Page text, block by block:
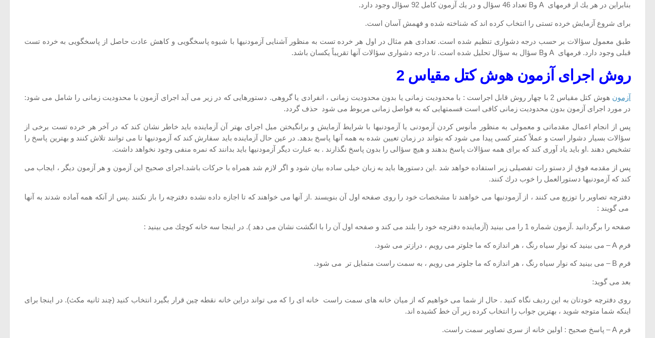
بنابراین در هر یك از فرمهای A وB تعداد 46 سؤال و در یك آزمون كامل 92 سؤال وجود دارد.
برای شروع آزمایش خرده تستی را انتخاب كرده اند كه شناخته شده و فهمش آسان است.
طبق معمول سؤالات بر حسب درجه دشواری تنظیم شده است. تعدادی هم مثال در اول هر خرده تست به منظور آشنایی آزمودنیها با شیوه پاسخگویی و كاهش عادت حاصل از پاسخگویی به خرده تست
قبلی وجود دارد. فرمهای A وB سؤال به سؤال تحلیل شده است. تا درجه دشواری سؤالات آنها تقریباً یكسان باشد.
روش اجرای آزمون هوش کتل مقیاس 2
آزمون
هوش کتل مقیاس 2 با چهار روش قابل اجراست : با محدودیت زمانی یا بدون محدودیت زمانی ، انفرادی یا گروهی. دستورهایی كه در زیر می آید اجرای آزمون با محدودیت زمانی را شامل می شود:
در مورد اجرای آزمون بدون محدودیت زمانی كافی است قسمتهایی كه به فواصل زمانی مربوط می شود حذف گردد.
پس از انجام اعمال مقدماتی و معمولی به منظور مأنوس كردن آزمودنی یا آزمودنیها با شرایط آزمایش و برانگیختن میل اجرای بهتر آن آزماینده باید خاطر نشان كند كه در آخر هر خرده تست برخی از
سؤالات بسیار دشوار است و عملاً كمتر كسی پیدا می شود كه بتواند در زمان تعیین شده به همه آنها پاسخ بدهد. در عین حال آزماینده باید سفارش كند كه آزمودنیها تا می توانند تلاش كنند و بهترین پاسخ را
تشخیص دهند .او باید یاد آوری كند كه برای همه سؤالات پاسخ بدهند و هیچ سؤالی را بدون پاسخ نگذارند . به عبارت دیگر آزمودنیها باید بدانند كه نمره منفی وجود نخواهد داشت.
پس از مقدمه فوق از دستو رات تفصیلی زیر استفاده خواهد شد .این دستورها باید به زبان خیلی ساده بیان شود و اگر لازم شد همراه با حركات باشد.اجرای صحیح این آزمون و هر آزمون دیگر ، ایجاب می
كند كه آزمودنیها دستورالعمل را خوب درك كنند.
دفترچه تصاویر را توزیع می كنند ، از آزمودنیها می خواهند تا مشخصات خود را روی صفحه اول آن بنویسند .از آنها می خواهند كه تا اجازه داده نشده دفترچه را باز نكنند .پس از آنكه همه آماده شدند به آنها
می گویند :
صفحه را برگردانید .آزمون شماره 1 را می بینید (آزماینده دفترچه خود را بلند می كند و صفحه اول آن را با انگشت نشان می دهد ). در اینجا سه خانه كوچك می بینید :
فرم A – می بینید كه نوار سیاه رنگ ، هر اندازه كه ما جلوتر می رویم ، درازتر می شود.
فرم B – می بینید كه نوار سیاه رنگ ، هر اندازه كه ما جلوتر می رویم ، به سمت راست متمایل تر می شود.
بعد می گوید:
روی دفترچه خودتان به این ردیف نگاه كنید . حال از شما می خواهیم كه از میان خانه های سمت راست خانه ای را كه می تواند دراین خانه نقطه چین قرار بگیرد انتخاب كنید (چند ثانیه مكث). در اینجا برای
اینكه شما متوجه شوید ، بهترین جواب را انتخاب كرده زیر آن خط كشیده اند.
فرم A – پاسخ صحیح : اولین خانه از سری تصاویر سمت راست.